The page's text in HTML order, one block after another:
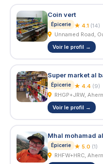
Coin vert
Épicerie ★ 4.1 (14)
Unnamed Road,
Voir le profil →
Épicerie ★ 4.4 (9)
RHGP+JRW,
Voir le profil →
Mhal mohamad
Épicerie ★ 5.0 (1)
RHFW+HRC,